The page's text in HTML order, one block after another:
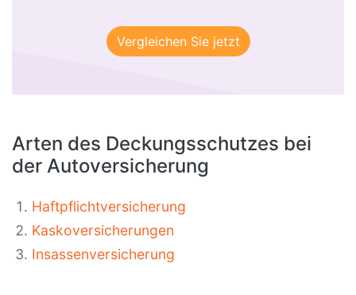
Arten des Deckungsschutzes bei
der Autoversicherung
Haftpflichtversicherung
Kaskoversicherungen
Insassenversicherung